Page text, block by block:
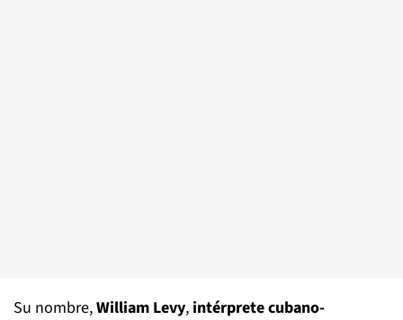
Su nombre,William Levy, intérprete cubano-